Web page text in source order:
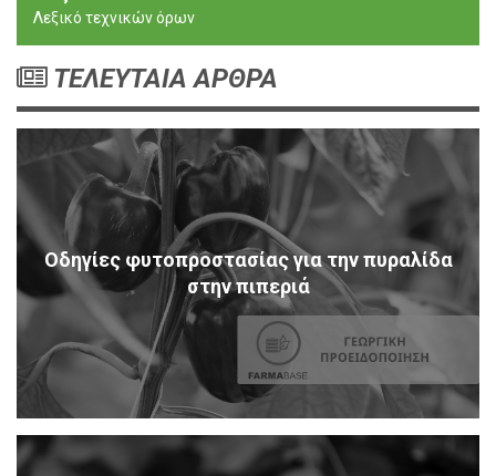
Λεξικό τεχνικών όρων
ΤΕΛΕΥΤΑΙΑ ΑΡΘΡΑ
Οδηγίες φυτοπροστασίας για την πυραλίδα
στην πιπεριά